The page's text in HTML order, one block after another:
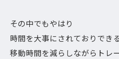
その中でもやはり
時間を大事にされておりでき
移動時間を減らしながらトレ